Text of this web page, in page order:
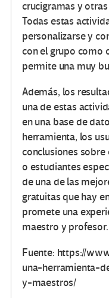
crucigramas y
Todas estas
personalizarse y
con el grupo como
permite una muy
Además, los
una de estas
en una base de
herramienta, los
conclusiones
o estudiantes
de una de las
gratuitas que hay
promete una
maestro y profesor.
Fuente: https://
una-herramienta-
y-maestros/